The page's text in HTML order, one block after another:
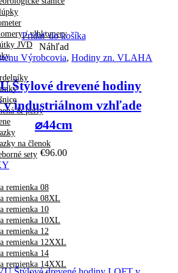
/ vlhkomery
JVD
& perly
na členok
sety
remienka 08
remienka 08XL
remienka 10
remienka 10XL
remienka 12
remienka 12XXL
remienka 14
remienka 14XXL
Pridať do košíka
Náhľad
Výrobcovia, Hodiny zn. VLAHA
Štýlové drevené hodiny
v industriálnom vzhľade
⌀44cm
€96.00